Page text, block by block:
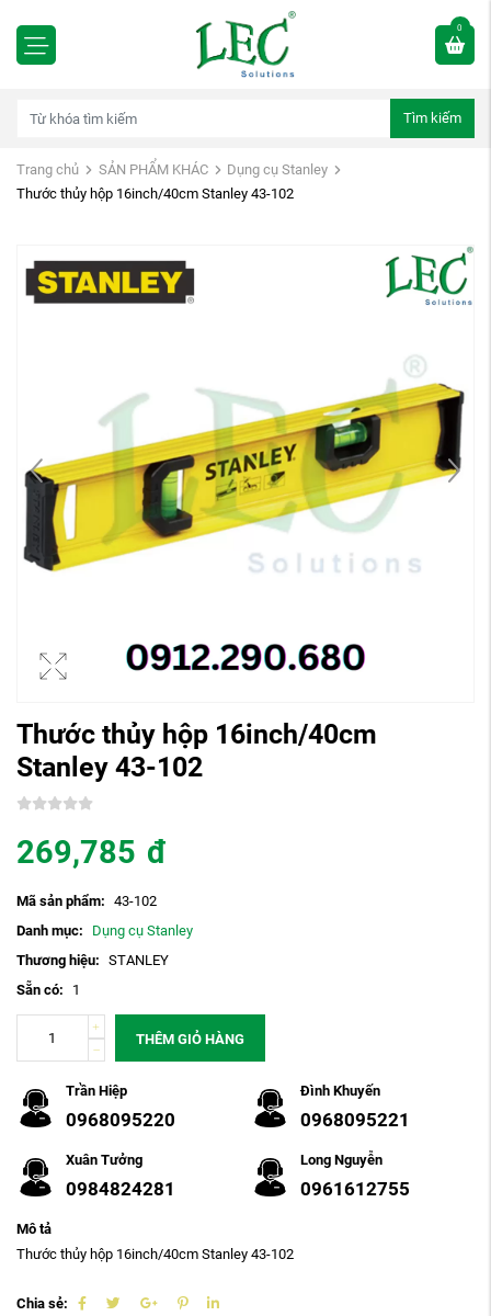
0
Tìm kiếm
Trang chủ SẢN PHẨM KHÁC
Dụng cụ Stanley
Thước thủy hộp 16inch/40cm Stanley 43-102
Thước thủy hộp 16inch/40cm
Stanley 43-102
269,785 đ
Mã sản phẩm: 43-102
Danh mục:
Dụng cụ Stanley
Thương hiệu: STANLEY
Sẵn có:
1
THÊM GIỎ HÀNG
Trần Hiệp
0968095220
Đình Khuyến
0968095221
Xuân Tưởng
0984824281
Long Nguyễn
0961612755
Mô tả
Thước thủy hộp 16inch/40cm Stanley 43-102
Chia sẻ: